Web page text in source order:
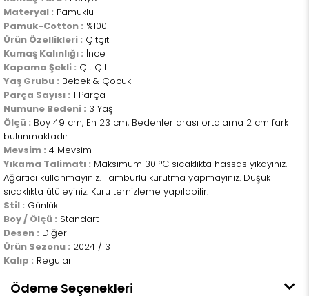
Materyal : Pamuklu
Pamuk-Cotton : %100
Ürün Özellikleri : Çıtçıtlı
Kumaş Kalınlığı : İnce
Kapama Şekli : Çıt Çıt
Yaş Grubu : Bebek & Çocuk
Parça Sayısı : 1 Parça
Numune Bedeni : 3 Yaş
Ölçü : Boy 49 cm, En 23 cm, Bedenler arası ortalama 2 cm fark
bulunmaktadır
Mevsim : 4 Mevsim
Yıkama Talimatı : Maksimum 30 °C sıcaklıkta hassas yıkayınız.
Ağartıcı kullanmayınız. Tamburlu kurutma yapmayınız. Düşük
sıcaklıkta ütüleyiniz. Kuru temizleme yapılabilir.
Stil : Günlük
Boy / Ölçü : Standart
Desen : Diğer
Ürün Sezonu : 2024 / 3
Kalıp : Regular
Ödeme Seçenekleri